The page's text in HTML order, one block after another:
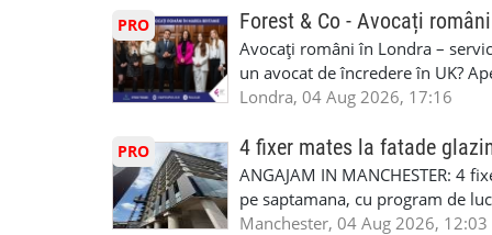
SAPTAMANALA Contact: +44
interesati
PRO Forest & Co - Avocați
Avocați români în Londra –
un avocat de încredere în UK?
Solicitors, indiferent că ai nevoie
familiei (divorț, custodie, partaj)
Servicii pentru companii: •
• Imigrație pentru afaceri și
soluționarea disputelor 💡 De ce
Londra, 04 Aug 2026, 17:16
PRO 4 fixer mates la fatade
ANGAJAM IN MANCHESTER:
pe saptamana, cu program de
in perioada urmatoare. Cerinte:
Manchester, 04 Aug 2026, 12:03